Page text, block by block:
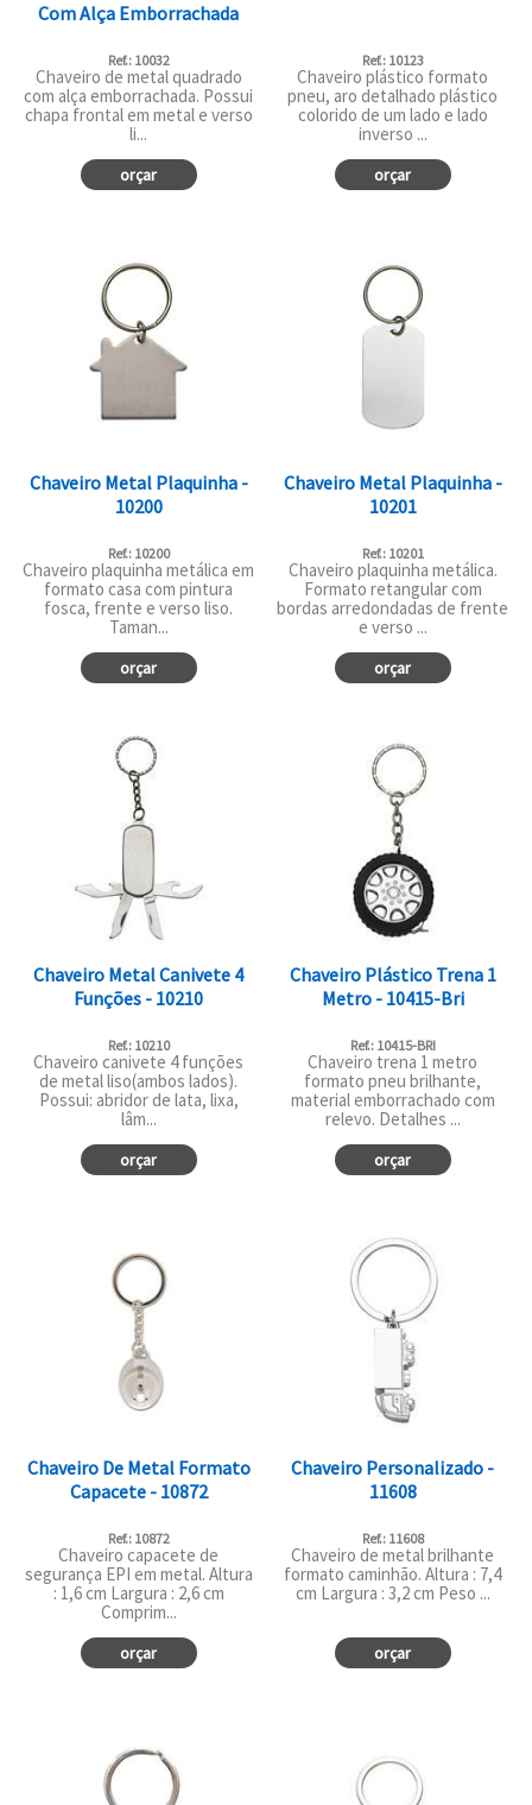
Com Alça Emborrachada
Ref.: 10032
Chaveiro de metal quadrado
com alça emborrachada. Possui
chapa frontal em metal e verso
li...
orçar
Ref.: 10123
Chaveiro plástico formato
pneu, aro detalhado plástico
colorido de um lado e lado
inverso ...
orçar
Chaveiro Metal Plaquinha -
10200
Ref.: 10200
Chaveiro plaquinha metálica em
formato casa com pintura
fosca, frente e verso liso.
Taman...
orçar
Chaveiro Metal Plaquinha -
10201
Ref.: 10201
Chaveiro plaquinha metálica.
Formato retangular com
bordas arredondadas de frente
e verso ...
orçar
Chaveiro Metal Canivete 4
Funções - 10210
Ref.: 10210
Chaveiro canivete 4 funções
de metal liso(ambos lados).
Possui: abridor de lata, lixa,
lâm...
orçar
Chaveiro Plástico Trena 1
Metro - 10415-Bri
Ref.: 10415-BRI
Chaveiro trena 1 metro
formato pneu brilhante,
material emborrachado com
relevo. Detalhes ...
orçar
Chaveiro De Metal Formato
Capacete - 10872
Ref.: 10872
Chaveiro capacete de
segurança EPI em metal. Altura
: 1,6 cm Largura : 2,6 cm
Comprim...
orçar
Chaveiro Personalizado -
11608
Ref.: 11608
Chaveiro de metal brilhante
formato caminhão. Altura : 7,4
cm Largura : 3,2 cm Peso ...
orçar